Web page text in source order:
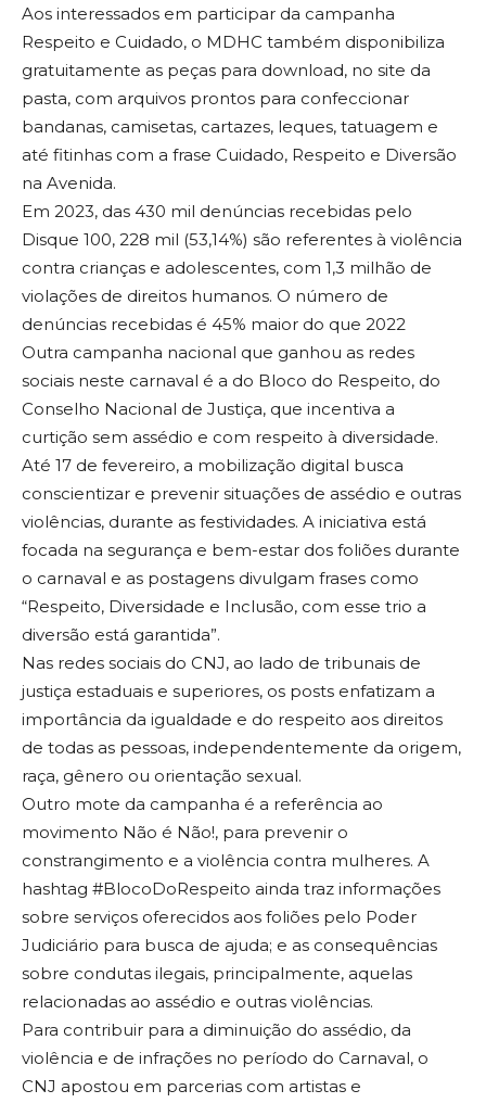
Aos interessados em participar da campanha
Respeito e Cuidado, o MDHC também disponibiliza
gratuitamente as peças para download, no site da
pasta, com arquivos prontos para confeccionar
bandanas, camisetas, cartazes, leques, tatuagem e
até fitinhas com a frase Cuidado, Respeito e Diversão
na Avenida.
Em 2023, das 430 mil denúncias recebidas pelo
Disque 100, 228 mil (53,14%) são referentes à violência
contra crianças e adolescentes, com 1,3 milhão de
violações de direitos humanos. O número de
denúncias recebidas é 45% maior do que 2022
Outra campanha nacional que ganhou as redes
sociais neste carnaval é a do Bloco do Respeito, do
Conselho Nacional de Justiça, que incentiva a
curtição sem assédio e com respeito à diversidade.
Até 17 de fevereiro, a mobilização digital busca
conscientizar e prevenir situações de assédio e outras
violências, durante as festividades. A iniciativa está
focada na segurança e bem-estar dos foliões durante
o carnaval e as postagens divulgam frases como
“Respeito, Diversidade e Inclusão, com esse trio a
diversão está garantida”.
Nas redes sociais do CNJ, ao lado de tribunais de
justiça estaduais e superiores, os posts enfatizam a
importância da igualdade e do respeito aos direitos
de todas as pessoas, independentemente da origem,
raça, gênero ou orientação sexual.
Outro mote da campanha é a referência ao
movimento Não é Não!, para prevenir o
constrangimento e a violência contra mulheres. A
hashtag #BlocoDoRespeito ainda traz informações
sobre serviços oferecidos aos foliões pelo Poder
Judiciário para busca de ajuda; e as consequências
sobre condutas ilegais, principalmente, aquelas
relacionadas ao assédio e outras violências.
Para contribuir para a diminuição do assédio, da
violência e de infrações no período do Carnaval, o
CNJ apostou em parcerias com artistas e